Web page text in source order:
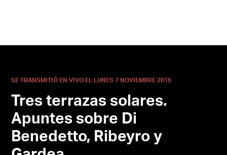
SE TRANSMITIÓ EN VIVO EL LUNES 7 NOVIEMBRE 2016
Tres terrazas solares.
Apuntes sobre Di
Benedetto, Ribeyro y